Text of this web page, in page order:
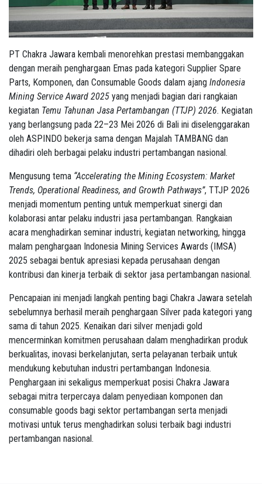
PT Chakra Jawara kembali menorehkan prestasi membanggakan
dengan meraih penghargaan Emas pada kategori Supplier Spare
Parts, Komponen, dan Consumable Goods dalam ajang Indonesia
Mining Service Award 2025 yang menjadi bagian dari rangkaian
kegiatan Temu Tahunan Jasa Pertambangan (TTJP) 2026. Kegiatan
yang berlangsung pada 22–23 Mei 2026 di Bali ini diselenggarakan
oleh ASPINDO bekerja sama dengan Majalah TAMBANG dan
dihadiri oleh berbagai pelaku industri pertambangan nasional.
Mengusung tema “Accelerating the Mining Ecosystem: Market
Trends, Operational Readiness, and Growth Pathways”, TTJP 2026
menjadi momentum penting untuk memperkuat sinergi dan
kolaborasi antar pelaku industri jasa pertambangan. Rangkaian
acara menghadirkan seminar industri, kegiatan networking, hingga
malam penghargaan Indonesia Mining Services Awards (IMSA)
2025 sebagai bentuk apresiasi kepada perusahaan dengan
kontribusi dan kinerja terbaik di sektor jasa pertambangan nasional.
Pencapaian ini menjadi langkah penting bagi Chakra Jawara setelah
sebelumnya berhasil meraih penghargaan Silver pada kategori yang
sama di tahun 2025. Kenaikan dari silver menjadi gold
mencerminkan komitmen perusahaan dalam menghadirkan produk
berkualitas, inovasi berkelanjutan, serta pelayanan terbaik untuk
mendukung kebutuhan industri pertambangan Indonesia.
Penghargaan ini sekaligus memperkuat posisi Chakra Jawara
sebagai mitra terpercaya dalam penyediaan komponen dan
consumable goods bagi sektor pertambangan serta menjadi
motivasi untuk terus menghadirkan solusi terbaik bagi industri
pertambangan nasional.